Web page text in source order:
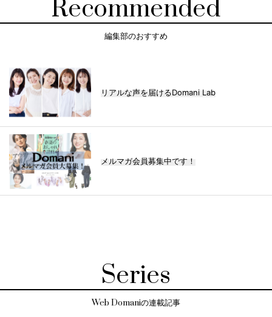
Recommended
編集部のおすすめ
リアルな声を届けるDomani Lab
メルマガ会員募集中です！
Series
Web Domaniの連載記事